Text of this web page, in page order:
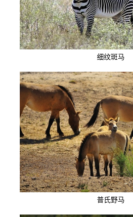
细纹斑马
普氏野马